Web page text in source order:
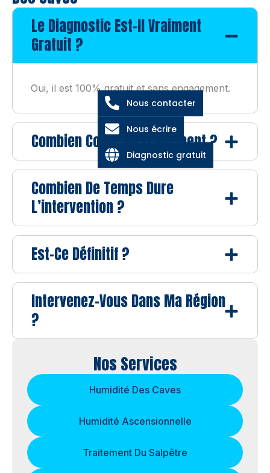
Le Diagnostic Est-Il Vraiment
Gratuit ?
Oui, il est 100% gratuit et sans engagement.
Combien Coûte Un Traitement ?
Combien De Temps Dure
L’intervention ?
Est-Ce Définitif ?
Intervenez-Vous Dans Ma Région
?
Nos Services
Humidité Des Caves
Humidité Ascensionnelle
Traitement Du Salpêtre
Nous contacter
Nous écrire
Diagnostic gratuit